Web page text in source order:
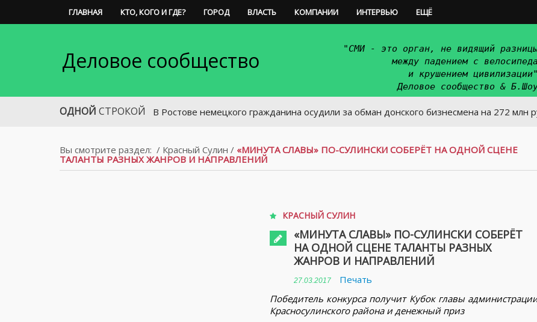
ГЛАВНАЯ КТО, КОГО И ГДЕ? ГОРОД ВЛАСТЬ КОМПАНИИ ИНТЕРВЬЮ ЕЩЁ
Деловое сообщество
"СМИ - это орган, не видящий
между падением с велосипеда
и крушением цивилизации"
Деловое сообщество &
ОДНОЙ СТРОКОЙ
В Ростове немецкого гражданина осудили за обман донского бизнесмена на 272 млн руб
Вы смотрите раздел: / Красный Сулин / «МИНУТА СЛАВЫ» ПО-СУЛИНСКИ СОБЕРЁТ НА ОДНОЙ СЦЕНЕ
ТАЛАНТЫ РАЗНЫХ ЖАНРОВ И НАПРАВЛЕНИЙ
КРАСНЫЙ СУЛИН
«МИНУТА СЛАВЫ» ПО-СУЛИНСКИ СОБЕРЁТ
НА ОДНОЙ СЦЕНЕ ТАЛАНТЫ РАЗНЫХ
ЖАНРОВ И НАПРАВЛЕНИЙ
27.03.2017
Печать
Победитель конкурса получит Кубок главы
Красносулинского района и денежный приз